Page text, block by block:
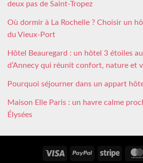
deux pas de Saint-Tropez
Où dormir à La Rochelle ? Choisir un
du Vieux-Port
Hôtel Beauregard : un hôtel 3 étoiles
d’Annecy qui réunit confort, nature et
Pourquoi séjourner dans un appart
Maison Elle Paris : un havre calme
Élysées
Visa PayPal Stripe